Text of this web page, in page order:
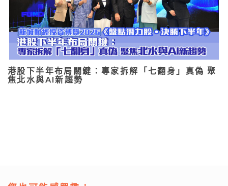
港股下半年布局關鍵：專家拆解「七翻身」真偽 聚
焦北水與AI新趨勢